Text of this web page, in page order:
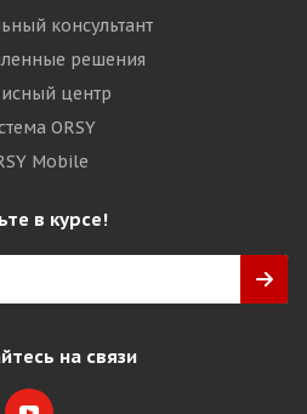
консультант
решения
центр
ORSY
Mobile
в курсе!
на связи